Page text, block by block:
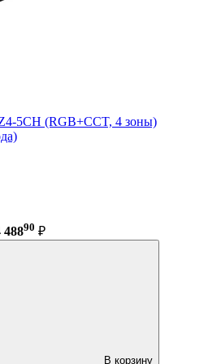
5CH (RGB+CCT, 4 зоны)
48890 ₽
В корзину